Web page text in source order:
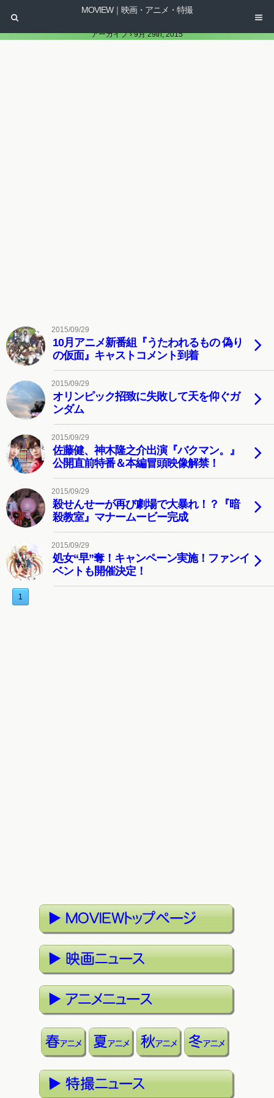
MOVIEW｜映画・アニメ・特撮
アーカイブ › 9月 29th, 2015
2015/09/29
10月アニメ新番組『うたわれるもの 偽り
の仮面』キャストコメント到着
2015/09/29
オリンピック招致に失敗して天を仰ぐガ
ンダム
2015/09/29
佐藤健、神木隆之介出演『バクマン。』
公開直前特番＆本編冒頭映像解禁！
2015/09/29
殺せんせーが再び劇場で大暴れ！？『暗
殺教室』マナームービー完成
2015/09/29
処女“早”奪！キャンペーン実施！ファンイ
ベントも開催決定！
1